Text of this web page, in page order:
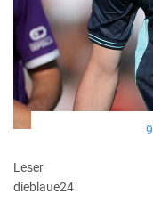
9
Leser
dieblaue24